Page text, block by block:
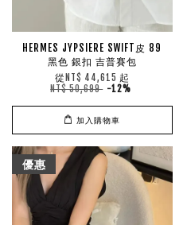
HERMES JYPSIERE SWIFT皮 89
黑色 銀扣 吉普賽包
從 NT$ 44,615 起
NT$ 50,699 -12%
加入購物車
優惠